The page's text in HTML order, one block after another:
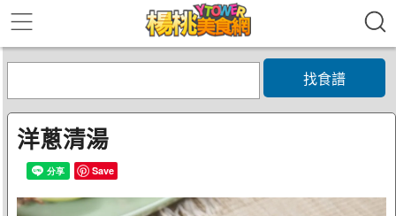
找食譜
洋蔥清湯
Save